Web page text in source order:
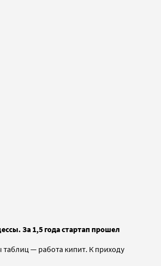
За 1,5 года стартап прошел
— работа кипит. К приходу